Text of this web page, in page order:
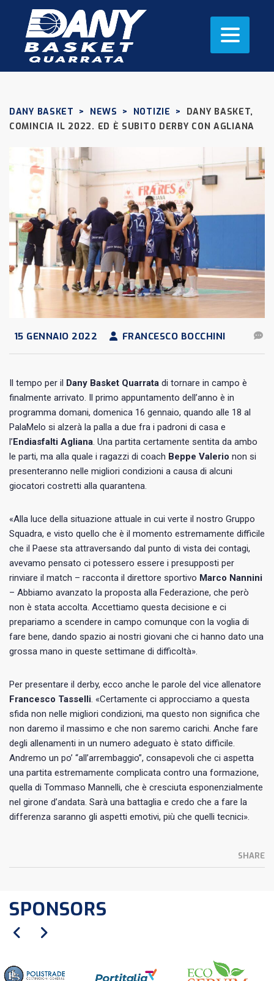
DANY BASKET > NEWS > NOTIZIE >
DANY BASKET,
COMINCIA IL 2022. ED È SUBITO DERBY CON AGLIANA
15 GENNAIO 2022 FRANCESCO BOCCHINI
Il tempo per il Dany Basket Quarrata di tornare in campo è
finalmente arrivato. Il primo appuntamento dell’anno è in
programma domani, domenica 16 gennaio, quando alle 18 al
PalaMelo si alzerà la palla a due fra i padroni di casa e
l’Endiasfalti Agliana. Una partita certamente sentita da ambo
le parti, ma alla quale i ragazzi di coach Beppe Valerio non si
presenteranno nelle migliori condizioni a causa di alcuni
giocatori costretti alla quarantena.
«Alla luce della situazione attuale in cui verte il nostro Gruppo
Squadra, e visto quello che è il momento estremamente difficile
che il Paese sta attraversando dal punto di vista dei contagi,
avevamo pensato ci potessero essere i presupposti per
rinviare il match – racconta il direttore sportivo Marco Nannini
– Abbiamo avanzato la proposta alla Federazione, che però
non è stata accolta. Accettiamo questa decisione e ci
prepariamo a scendere in campo comunque con la voglia di
fare bene, dando spazio ai nostri giovani che ci hanno dato una
grossa mano in queste settimane di difficoltà».
Per presentare il derby, ecco anche le parole del vice allenatore
Francesco Tasselli. «Certamente ci approcciamo a questa
sfida non nelle migliori condizioni, ma questo non significa che
non daremo il massimo e che non saremo carichi. Anche fare
degli allenamenti in un numero adeguato è stato difficile.
Andremo un po’ “all’arrembaggio”, consapevoli che ci aspetta
una partita estremamente complicata contro una formazione,
quella di Tommaso Mannelli, che è cresciuta esponenzialmente
nel girone d’andata. Sarà una battaglia e credo che a fare la
differenza saranno gli aspetti emotivi, più che quelli tecnici».
SHARE
SPONSORS